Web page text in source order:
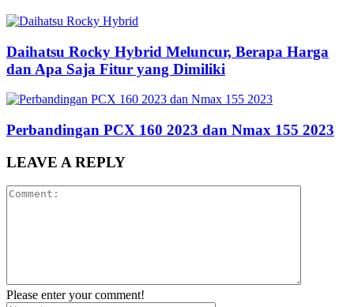
Daihatsu Rocky Hybrid Meluncur, Berapa Harga
dan Apa Saja Fitur yang Dimiliki
Perbandingan PCX 160 2023 dan Nmax 155 2023
LEAVE A REPLY
Please enter your comment!